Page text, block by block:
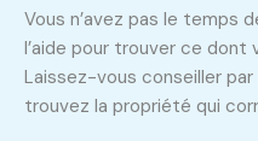
Vous n’avez pas le temps
l’aide pour trouver ce dont
Laissez-vous conseiller
trouvez la propriété qui